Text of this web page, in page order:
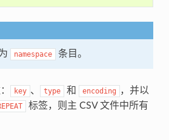
namespace 条目。
key 、 type 和 encoding
，并以
标签，则主 CSV 文件中所有